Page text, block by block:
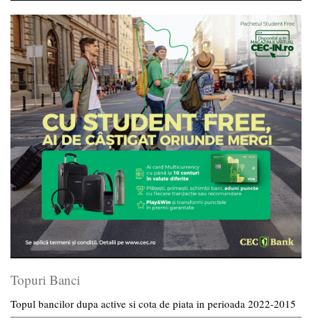
Topuri Banci
Topul bancilor dupa active si cota de piata in perioada 2022-2015